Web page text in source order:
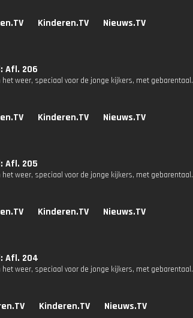
Kinderen.TV Nieuws.TV
Afl. 206
weer, speciaal voor de jonge kijkers, met gebarentaal.
Kinderen.TV Nieuws.TV
Afl. 205
weer, speciaal voor de jonge kijkers, met gebarentaal.
Kinderen.TV Nieuws.TV
Afl. 204
weer, speciaal voor de jonge kijkers, met gebarentaal.
Kinderen.TV Nieuws.TV